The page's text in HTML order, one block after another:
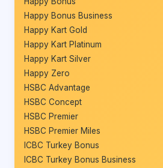
Happy Bonus Business
Happy Kart Gold
Happy Kart Platinum
Happy Kart Silver
Happy Zero
HSBC Advantage
HSBC Concept
HSBC Premier
HSBC Premier Miles
ICBC Turkey Bonus
ICBC Turkey Bonus Business